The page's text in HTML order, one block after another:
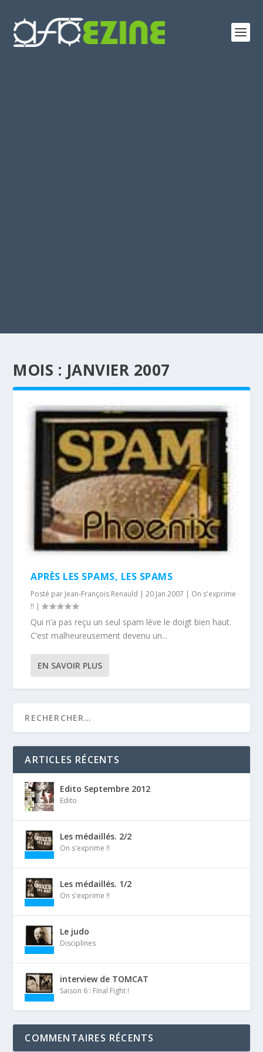
MOIS : JANVIER 2007
APRÈS LES SPAMS, LES SPAMS
Posté par Jean-François Renauld |20 Jan 2007 | On s'exprime
!! |
Qui n’a pas reçu un seul spam lève le doigt bien haut.
C’est malheureusement devenu un...
EN SAVOIR PLUS
ARTICLES RÉCENTS
Edito Septembre 2012
Edito
Les médaillés. 2/2
On s'exprime !!
Les médaillés. 1/2
On s'exprime !!
Le judo
Disciplines
interview de TOMCAT
Saison 6 : Final Fight !
COMMENTAIRES RÉCENTS